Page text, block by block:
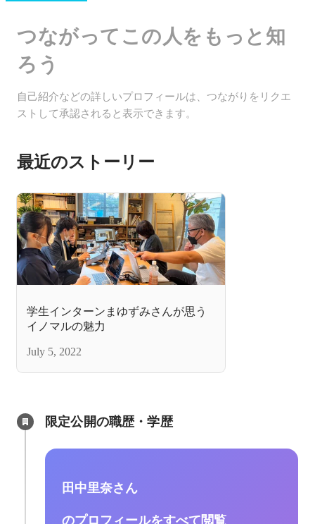
つながってこの人をもっと知
ろう
自己紹介などの詳しいプロフィールは、つながりをリクエ
ストして承認されると表示できます。
最近のストーリー
学生インターンまゆずみさんが思う
イノマルの魅力
July 5, 2022
限定公開の職歴・学歴
田中里奈さん
のプロフィールをすべて閲覧